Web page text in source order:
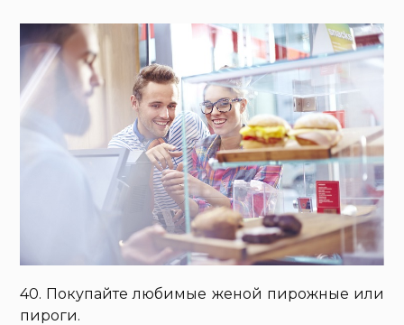
40. Покупайте любимые женой пирожные или
пироги.